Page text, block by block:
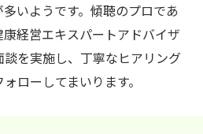
いようです。傾聴のプロであ
経営エキスパートアドバイザ
を実施し、丁寧なヒアリング
ローしてまいります。